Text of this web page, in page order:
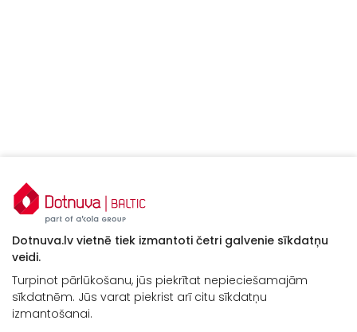
Kontakti
“Baltijas Ceļš”, Brankas, Cenu pagasts,
Dotnuva.lv vietnē tiek izmantoti četri galvenie sīkdatņu
veidi.
Turpinot pārlūkošanu, jūs piekrītat nepieciešamajām
sīkdatnēm. Jūs varat piekrist arī citu sīkdatņu
izmantošanai.